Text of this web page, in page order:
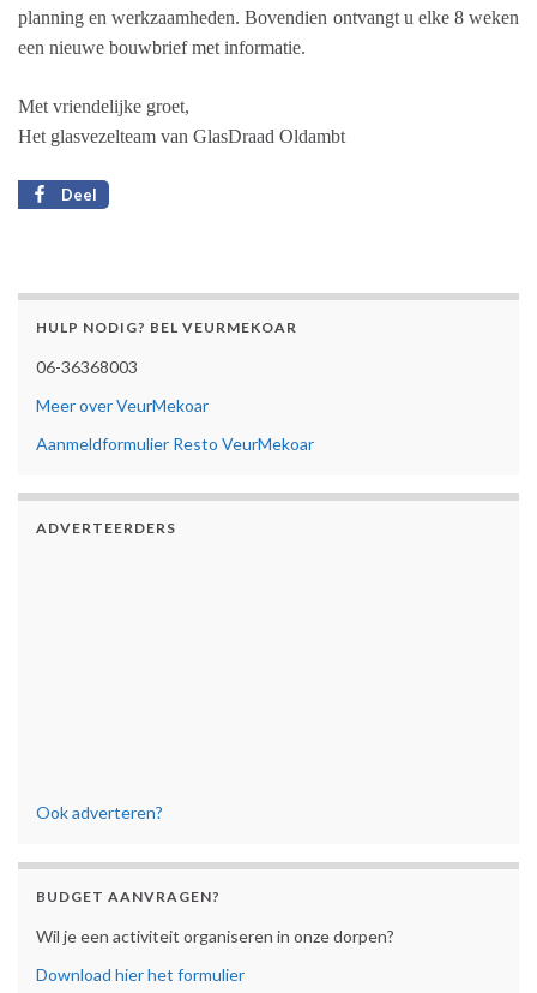
planning en werkzaamheden. Bovendien ontvangt u elke 8 weken
een nieuwe bouwbrief met informatie.
Met vriendelijke groet,
Het glasvezelteam van GlasDraad Oldambt
Deel
HULP NODIG? BEL VEURMEKOAR
06-36368003
Meer over VeurMekoar
Aanmeldformulier Resto VeurMekoar
ADVERTEERDERS
Ook adverteren?
BUDGET AANVRAGEN?
Wil je een activiteit organiseren in onze dorpen?
Download hier het formulier